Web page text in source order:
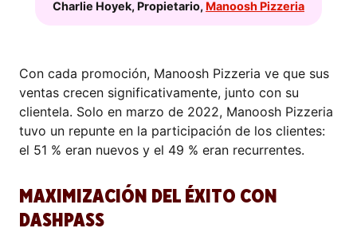
Charlie Hoyek, Propietario, Manoosh Pizzeria
Con cada promoción, Manoosh Pizzeria ve que sus
ventas crecen significativamente, junto con su
clientela. Solo en marzo de 2022, Manoosh Pizzeria
tuvo un repunte en la participación de los clientes:
el 51 % eran nuevos y el 49 % eran recurrentes.
MAXIMIZACIÓN DEL ÉXITO CON
DASHPASS